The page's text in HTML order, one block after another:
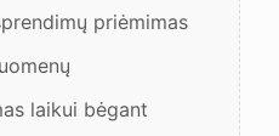
priėmimas
laikui bėgant